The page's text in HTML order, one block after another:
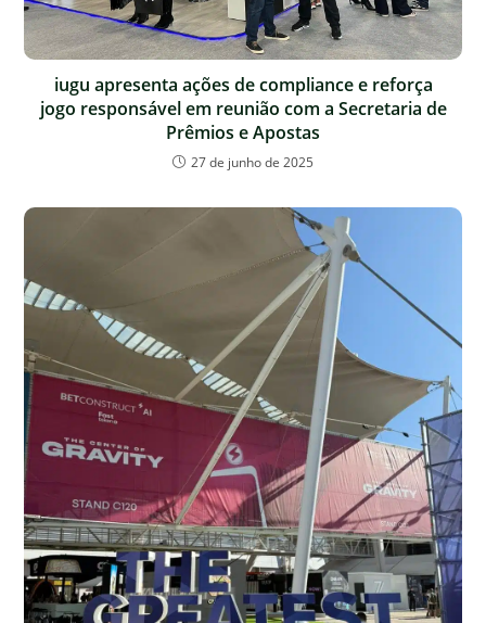
iugu apresenta ações de compliance e reforça
jogo responsável em reunião com a Secretaria de
Prêmios e Apostas
27 de junho de 2025